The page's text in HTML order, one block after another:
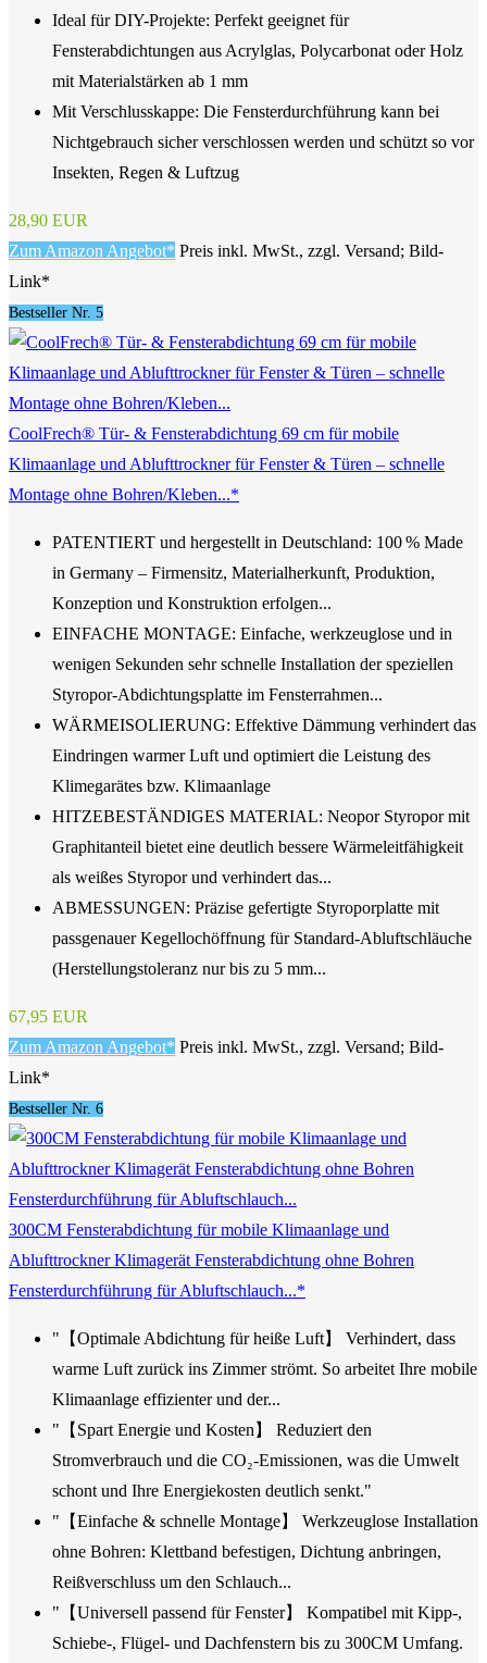
Ideal für DIY-Projekte: Perfekt geeignet für
Fensterabdichtungen aus Acrylglas, Polycarbonat oder Holz
mit Materialstärken ab 1 mm
Mit Verschlusskappe: Die Fensterdurchführung kann bei
Nichtgebrauch sicher verschlossen werden und schützt so vor
Insekten, Regen & Luftzug
28,90 EUR
Zum Amazon Angebot* Preis inkl. MwSt., zzgl. Versand; Bild-
Link*
Bestseller Nr. 5
CoolFrech® Tür- & Fensterabdichtung 69 cm für mobile
Klimaanlage und Ablufttrockner für Fenster & Türen – schnelle
Montage ohne Bohren/Kleben...*
PATENTIERT und hergestellt in Deutschland: 100 % Made
in Germany – Firmensitz, Materialherkunft, Produktion,
Konzeption und Konstruktion erfolgen...
EINFACHE MONTAGE: Einfache, werkzeuglose und in
wenigen Sekunden sehr schnelle Installation der speziellen
Styropor-Abdichtungsplatte im Fensterrahmen...
WÄRMEISOLIERUNG: Effektive Dämmung verhindert das
Eindringen warmer Luft und optimiert die Leistung des
Klimegarätes bzw. Klimaanlage
HITZEBESTÄNDIGES MATERIAL: Neopor Styropor mit
Graphitanteil bietet eine deutlich bessere Wärmeleitfähigkeit
als weißes Styropor und verhindert das...
ABMESSUNGEN: Präzise gefertigte Styroporplatte mit
passgenauer Kegellochöffnung für Standard-Abluftschläuche
(Herstellungstoleranz nur bis zu 5 mm...
67,95 EUR
Zum Amazon Angebot* Preis inkl. MwSt., zzgl. Versand; Bild-
Link*
Bestseller Nr. 6
300CM Fensterabdichtung für mobile Klimaanlage und
Ablufttrockner Klimagerät Fensterabdichtung ohne Bohren
Fensterdurchführung für Abluftschlauch...*
"【Optimale Abdichtung für heiße Luft】 Verhindert, dass
warme Luft zurück ins Zimmer strömt. So arbeitet Ihre mobile
Klimaanlage effizienter und der...
"【Spart Energie und Kosten】 Reduziert den
Stromverbrauch und die CO₂-Emissionen, was die Umwelt
schont und Ihre Energiekosten deutlich senkt."
"【Einfache & schnelle Montage】 Werkzeuglose Installation
ohne Bohren: Klettband befestigen, Dichtung anbringen,
Reißverschluss um den Schlauch...
"【Universell passend für Fenster】 Kompatibel mit Kipp-,
Schiebe-, Flügel- und Dachfenstern bis zu 300CM Umfang.